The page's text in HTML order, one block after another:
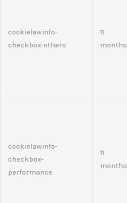
cookielawinfo-
checkbox-others
11
months
cookielawinfo-
checkbox-
performance
11
months